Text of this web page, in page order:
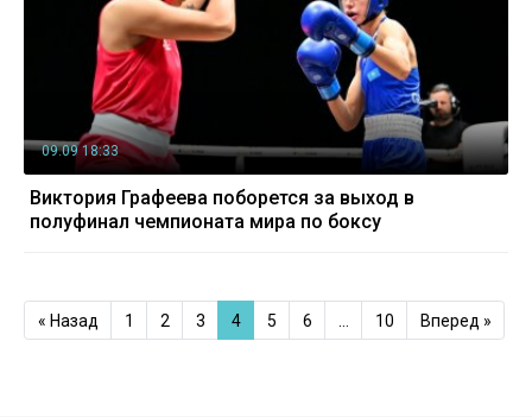
09.09 18:33
Виктория Графеева поборется за выход в
полуфинал чемпионата мира по боксу
« Назад 1 2 3 4 5 6 10 Вперед »